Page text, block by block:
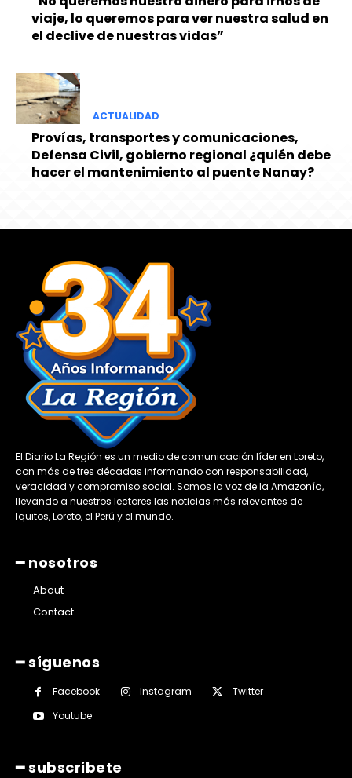
viaje, lo queremos para ver nuestra salud en
el declive de nuestras vidas”
ACTUALIDAD
Provías, transportes y comunicaciones,
Defensa Civil, gobierno regional ¿quién debe
hacer el mantenimiento al puente Nanay?
El Diario La Región es un medio de comunicación líder en Loreto,
con más de tres décadas informando con responsabilidad,
veracidad y compromiso social. Somos la voz de la Amazonía,
llevando a nuestros lectores las noticias más relevantes de
Iquitos, Loreto, el Perú y el mundo.
━ nosotros
About
Contact
━ síguenos
Facebook Instagram
Twitter
Youtube
━ subscribete